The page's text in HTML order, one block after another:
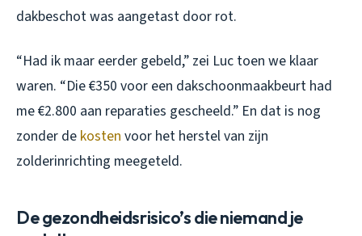
dakbeschot was aangetast door rot.
“Had ik maar eerder gebeld,” zei Luc toen we klaar
waren. “Die €350 voor een dakschoonmaakbeurt had
me €2.800 aan reparaties gescheeld.” En dat is nog
zonder de kosten voor het herstel van zijn
zolderinrichting meegeteld.
De gezondheidsrisico’s die niemand je